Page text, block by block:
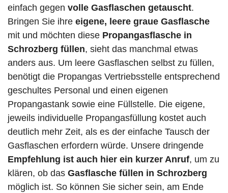
einfach gegen volle Gasflaschen getauscht.
Bringen Sie ihre eigene, leere graue Gasflasche
mit und möchten diese Propangasflasche in
Schrozberg füllen, sieht das manchmal etwas
anders aus. Um leere Gasflaschen selbst zu füllen,
benötigt die Propangas Vertriebsstelle entsprechend
geschultes Personal und einen eigenen
Propangastank sowie eine Füllstelle. Die eigene,
jeweils individuelle Propangasfüllung kostet auch
deutlich mehr Zeit, als es der einfache Tausch der
Gasflaschen erfordern würde. Unsere dringende
Empfehlung ist auch hier ein kurzer Anruf, um zu
klären, ob das Gasflasche füllen in Schrozberg
möglich ist. So können Sie sicher sein, am Ende